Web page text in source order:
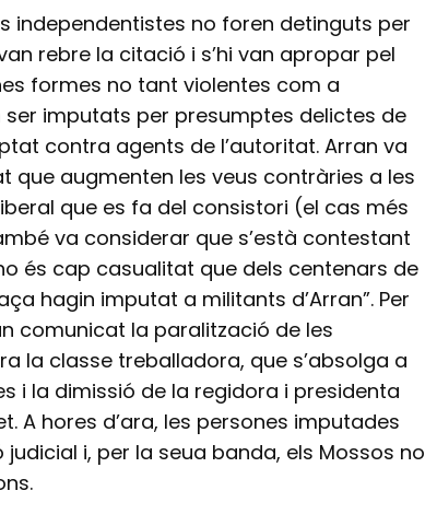
independentistes no foren detinguts per
rebre la citació i s’hi van apropar pel
formes no tant violentes com a
ser imputats per presumptes delictes de
contra agents de l’autoritat. Arran va
que augmenten les veus contràries a les
que es fa del consistori (el cas més
va considerar que s’està contestant
és cap casualitat que dels centenars de
hagin imputat a militants d’Arran”. Per
comunicat la paralització de les
la classe treballadora, que s’absolga a
i la dimissió de la regidora i presidenta
A hores d’ara, les persones imputades
i, per la seua banda, els Mossos no